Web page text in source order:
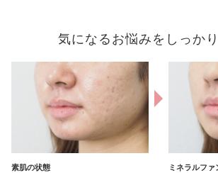
気になるお悩みをしっか
素肌の状態 ミネラルファ